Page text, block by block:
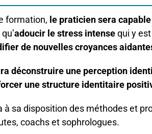
formation, le praticien sera
adoucir le stress intensequi y est
de nouvelles croyances
déconstruire une perception
une structure identitaire
à sa disposition des méthodes et
coachs et sophrologues.